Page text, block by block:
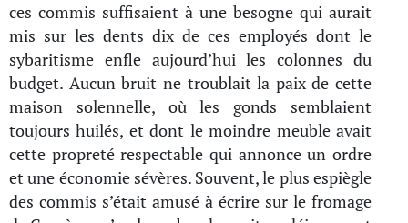
ces commis suffisaient à une besogne qui aurait
mis sur les dents dix de ces employés dont le
sybaritisme enfle aujourd’hui les colonnes du
budget. Aucun bruit ne troublait la paix de cette
maison solennelle, où les gonds semblaient
toujours huilés, et dont le moindre meuble avait
cette propreté respectable qui annonce un ordre
et une économie sévères. Souvent, le plus espiègle
des commis s’était amusé à écrire sur le fromage